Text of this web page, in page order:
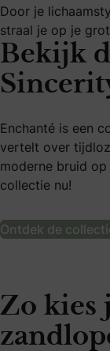
Door je
straal je op je
Bekijk
Enchanté is een
vertelt over
moderne bruid
collectie nu!
Ontdek de
Zo kies